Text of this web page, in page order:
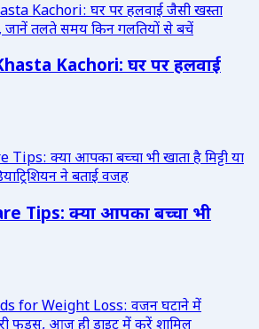
Kachori: घर पर हलवाई
Tips: क्या आपका बच्चा भी